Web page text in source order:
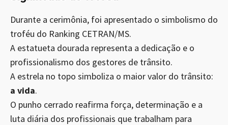
Durante a cerimônia, foi apresentado o simbolismo do
troféu do Ranking CETRAN/MS.
A estatueta dourada representa a dedicação e o
profissionalismo dos gestores de trânsito.
A estrela no topo simboliza o maior valor do trânsito:
a vida.
O punho cerrado reafirma força, determinação e a
luta diária dos profissionais que trabalham para